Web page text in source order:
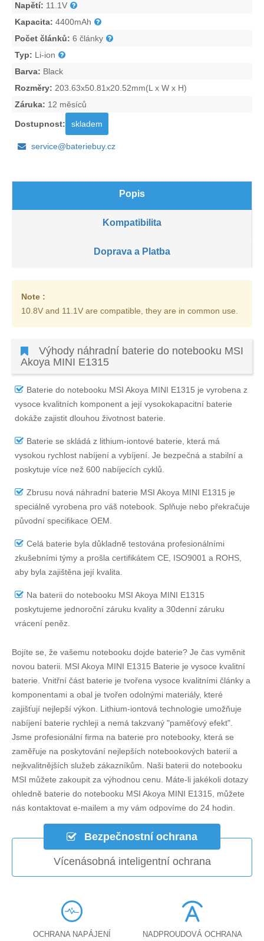
Napětí: 11.1V
Kapacita: 4400mAh
Počet článků: 6 články
Typ: Li-ion
Barva: Black
Rozměry: 203.63x50.81x20.52mm(L x W x H)
Záruka: 12 měsíců
Dostupnost: skladem
service@bateriebuy.cz
Popis
Kompatibilita
Doprava a Platba
Note :
10.8V and 11.1V are compatible, they are in common use.
Výhody náhradní baterie do notebooku MSI
Akoya MINI E1315
Baterie do notebooku MSI Akoya MINI E1315 je vyrobena z
vysoce kvalitních komponent a její vysokokapacitní baterie
dokáže zajistit dlouhou životnost baterie.
Baterie se skládá z lithium-iontové baterie, která má
vysokou rychlost nabíjení a vybíjení. Je bezpečná a stabilní a
poskytuje více než 600 nabíjecích cyklů.
Zbrusu nová náhradní baterie MSI Akoya MINI E1315 je
speciálně vyrobena pro váš notebook. Splňuje nebo překračuje
původní specifikace OEM.
Celá baterie byla důkladně testována profesionálními
zkušebními týmy a prošla certifikátem CE, ISO9001 a ROHS,
aby byla zajištěna její kvalita.
Na baterii do notebooku MSI Akoya MINI E1315
poskytujeme jednoroční záruku kvality a 30denní záruku
vrácení peněz.
Bojíte se, že vašemu notebooku dojde baterie? Je čas vyměnit
novou baterii. MSI Akoya MINI E1315 Baterie je vysoce kvalitní
baterie. Vnitřní část baterie je tvořena vysoce kvalitními články a
komponentami a obal je tvořen odolnými materiály, které
zajišťují nejlepší výkon. Lithium-iontová technologie umožňuje
nabíjení baterie rychleji a nemá takzvaný "paměťový efekt".
Jsme profesionální firma na baterie pro notebooky, která se
zaměřuje na poskytování nejlepších notebookových baterií a
nejkvalitnějších služeb zákazníkům. Naši baterii do notebooku
MSI můžete zakoupit za výhodnou cenu. Máte-li jakékoli dotazy
ohledně baterie do notebooku MSI Akoya MINI E1315, můžete
nás kontaktovat e-mailem a my vám odpovíme do 24 hodin.
Bezpečnostní ochrana
Vícenásobná inteligentní ochrana
OCHRANA NAPÁJENÍ NADPROUDOVÁ OCHRANA